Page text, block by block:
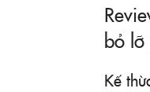
bỏ lỡ
Kế